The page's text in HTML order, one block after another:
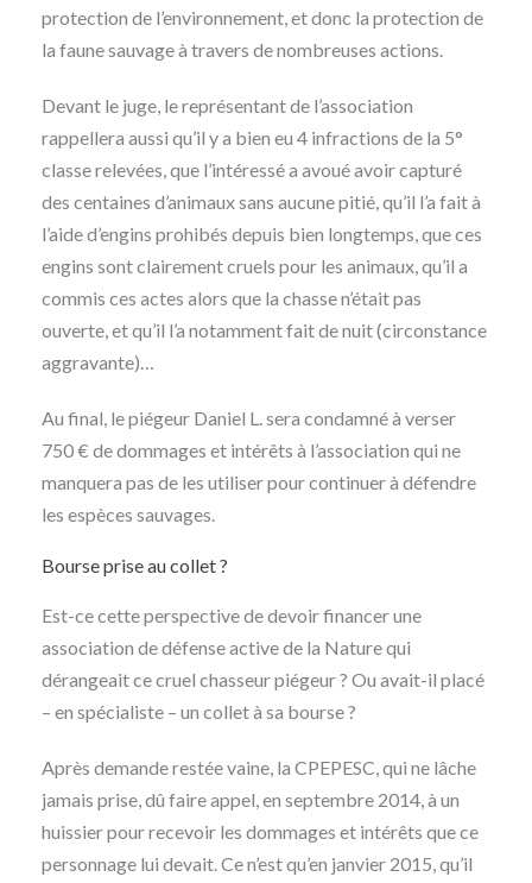
protection de l’environnement, et donc la protection de
la faune sauvage à travers de nombreuses actions.
Devant le juge, le représentant de l’association
rappellera aussi qu’il y a bien eu 4 infractions de la 5°
classe relevées, que l’intéressé a avoué avoir capturé
des centaines d’animaux sans aucune pitié, qu’il l’a fait à
l’aide d’engins prohibés depuis bien longtemps, que ces
engins sont clairement cruels pour les animaux, qu’il a
commis ces actes alors que la chasse n’était pas
ouverte, et qu’il l’a notamment fait de nuit (circonstance
aggravante)…
Au final, le piégeur Daniel L. sera condamné à verser
750 € de dommages et intérêts à l’association qui ne
manquera pas de les utiliser pour continuer à défendre
les espèces sauvages.
Bourse prise au collet ?
Est-ce cette perspective de devoir financer une
association de défense active de la Nature qui
dérangeait ce cruel chasseur piégeur ? Ou avait-il placé
– en spécialiste – un collet à sa bourse ?
Après demande restée vaine, la CPEPESC, qui ne lâche
jamais prise, dû faire appel, en septembre 2014, à un
huissier pour recevoir les dommages et intérêts que ce
personnage lui devait. Ce n’est qu’en janvier 2015, qu’il